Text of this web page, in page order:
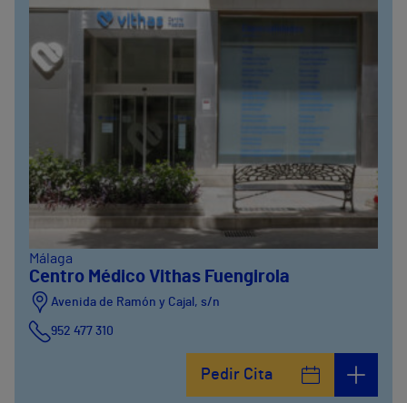
Málaga
Centro Médico Vithas Fuengirola
Avenida de Ramón y Cajal, s/n
952 477 310
Pedir Cita